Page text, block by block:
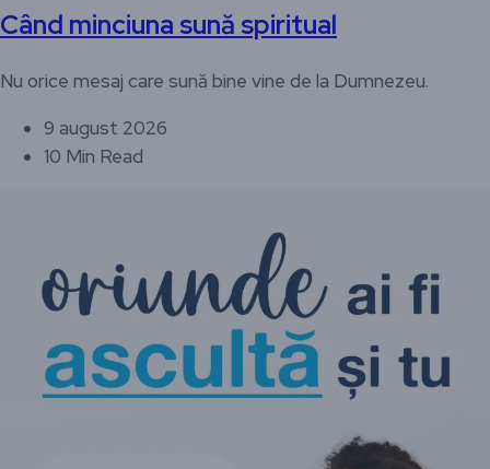
Când minciuna sună spiritual
Nu orice mesaj care sună bine vine de la Dumnezeu.
9 august 2026
10 Min Read